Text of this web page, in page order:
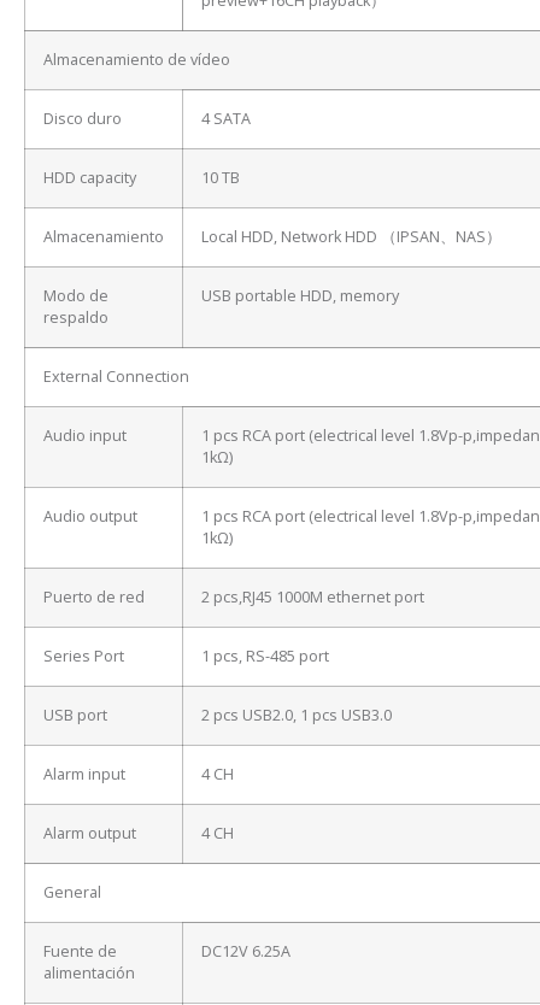
Almacenamiento de vídeo
Disco duro 4 SATA
HDD capacity 10 TB
Almacenamiento Local HDD, Network HDD （IPSAN、NAS）
Modo de
respaldo
USB portable HDD, memory
External Connection
Audio input
1 pcs RCA port (electrical level 1.8Vp-
1kΩ)
Audio output
1 pcs RCA port (electrical level 1.8Vp-
1kΩ)
Puerto de red 2 pcs,RJ45 1000M ethernet port
Series Port 1 pcs, RS-485 port
USB port 2 pcs USB2.0, 1 pcs USB3.0
Alarm input 4 CH
Alarm output 4 CH
General
Fuente de
alimentación
DC12V 6.25A